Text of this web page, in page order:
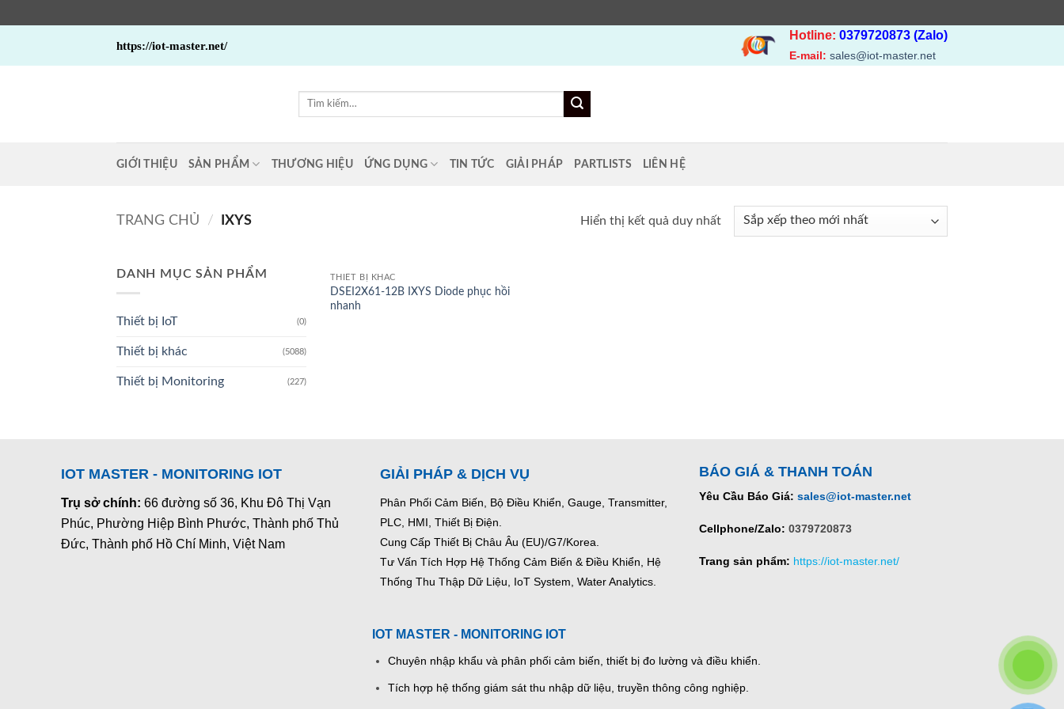
https://iot-master.net/
Hotline: 0379720873 (Zalo)
E-mail: sales@iot-master.net
Tìm
GIỚI THIỆU SẢN PHẨM THƯƠNG HIỆU ỨNG DỤNG TIN TỨC GIẢI PHÁP PARTLISTS LIÊN HỆ
TRANG CHỦ / IXYS Hiển thị kết quả duy nhất
DANH MỤC SẢN PHẨM
Thiết bị IoT (0)
Thiết bị khác (5088)
Thiết bị Monitoring (227)
THIẾT BỊ KHÁC
DSEI2X61-12B IXYS Diode phục hồi
nhanh
IOT MASTER - MONITORING IOT
Trụ sở chính: 66 đường số 36, Khu Đô Thị Vạn
Phúc, Phường Hiệp Bình Phước, Thành phố Thủ
Đức, Thành phố Hồ Chí Minh, Việt Nam
GIẢI PHÁP & DỊCH VỤ
Phân Phối Cảm Biến, Bộ Điều Khiển, Gauge, Transmitter,
PLC, HMI, Thiết Bị Điện.
Cung Cấp Thiết Bị Châu Âu (EU)/G7/Korea.
Tư Vấn Tích Hợp Hệ Thống Cảm Biến & Điều Khiển, Hệ
Thống Thu Thập Dữ Liệu, IoT System, Water Analytics.
BÁO GIÁ & THANH TOÁN
Yêu Cầu Báo Giá: sales@iot-master.net
Cellphone/Zalo: 0379720873
Trang sản phẩm: https://iot-master.net/
IOT MASTER - MONITORING IOT
Chuyên nhập khẩu và phân phối cảm biến, thiết bị đo lường và điều khiển.
Tích hợp hệ thống giám sát thu nhập dữ liệu, truyền thông công nghiệp.